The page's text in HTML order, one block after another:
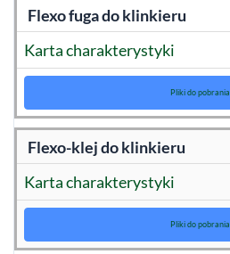
Flexo fuga do klinkieru
Karta charakterystyki
Pliki do pobrania
Flexo-klej do klinkieru
Karta charakterystyki
Pliki do pobrania